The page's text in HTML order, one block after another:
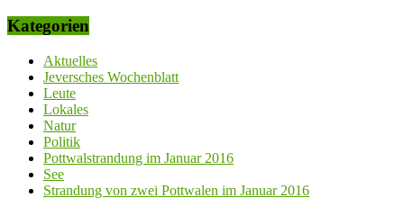
Kategorien
Aktuelles
Jeversches Wochenblatt
Leute
Lokales
Natur
Politik
Pottwalstrandung im Januar 2016
See
Strandung von zwei Pottwalen im Januar 2016